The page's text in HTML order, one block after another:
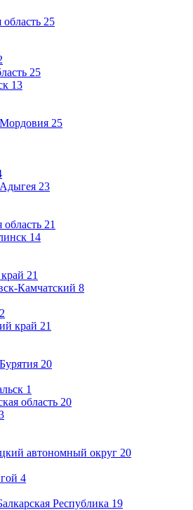
область 25
25
13
25
23
область 21
14
21
Камчатский 8
2
край 21
20
1
область 20
автономный округ 20
4
Республика 19